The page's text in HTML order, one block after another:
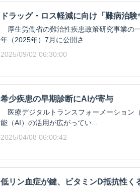
ドラッグ・ロス軽減に向け「難病治
厚生労働省の難治性疾患政策研究事業の
年（2025年）7月に公開さ...
2025/09/02 06:30:00
希少疾患の早期診断にAIが寄与
医療デジタルトランスフォーメーション
能（AI）の活用が広がってい...
2025/04/08 06:00:42
低リン血症が鍵、ビタミンD抵抗性く